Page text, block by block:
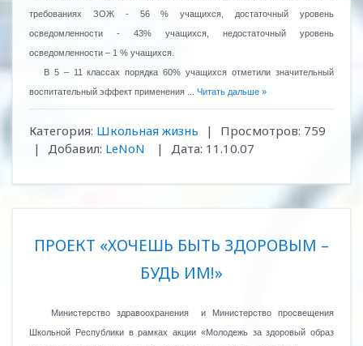
требованиях ЗОЖ - 56 % учащихся, достаточный уровень
осведомленности - 43% учащихся, недостаточный уровень
осведомленности – 1 % учащихся.
В 5 – 11 классах порядка 60% учащихся отметили значительный
воспитательный эффект применения
Читать дальше »
Категория: Школьная жизнь | Просмотров: 759
|
Добавил: LeNoN | Дата: 11.10.07
ПРОЕКТ «ХОЧЕШЬ БЫТЬ ЗДОРОВЫМ –
БУДЬ ИМ!»
Министерство здравоохранения
и Министерство просвещения
Школьной Республики в рамках акции «Молодежь за здоровый образ